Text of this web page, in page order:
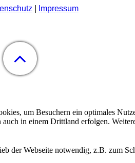
Impressum
um Besuchern ein optimales
auch in einem Drittland erfolgen.
der Webseite notwendig, z.B. zum